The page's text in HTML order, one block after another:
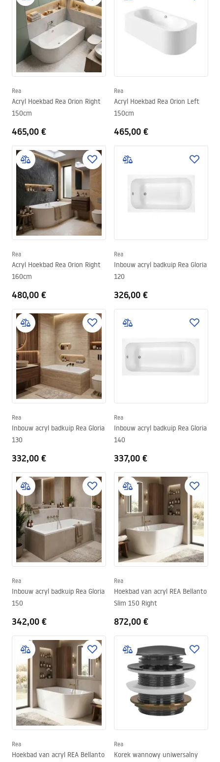
Rea
Acryl Hoekbad Rea Orion Right
150cm
465,00 €
Rea
Acryl Hoekbad Rea Orion Left
150cm
465,00 €
Rea
Acryl Hoekbad Rea Orion Right
160cm
480,00 €
Rea
Inbouw acryl badkuip Rea Gloria
120
326,00 €
Rea
Inbouw acryl badkuip Rea Gloria
130
332,00 €
Rea
Inbouw acryl badkuip Rea Gloria
140
337,00 €
Rea
Inbouw acryl badkuip Rea Gloria
150
342,00 €
Rea
Hoekbad van acryl REA Bellanto
Slim 150 Right
872,00 €
Rea
Hoekbad van acryl REA Bellanto
Rea
Korek wannowy uniwersalny